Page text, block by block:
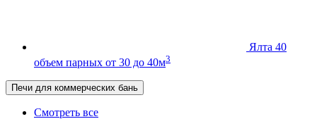
Ялта 40
объем парных от 30 до 40м3
Печи для коммерческих бань
Смотреть все